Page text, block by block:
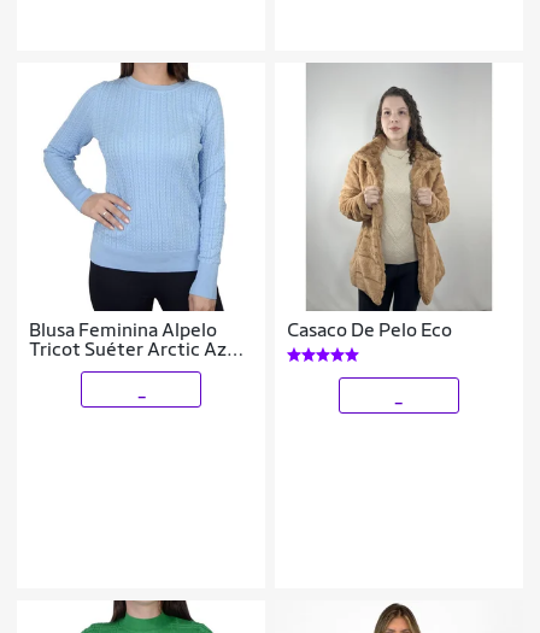
Blusa Feminina Alpelo
Tricot Suéter Arctic Azul
- 10900465
Casaco De Pelo Eco